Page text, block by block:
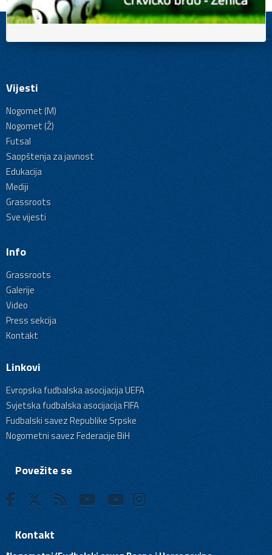
Vijesti
Nogomet (M)
Nogomet (Ž)
Futsal
Saopštenja za javnost
Edukacija
Mediji
Grassroots
Sve vijesti
Info
Grassroots
Galerije
Video
Press sekcija
Kontakt
Linkovi
Evropska fudbalska asocijacija UEFA
Svjetska fudbalska asocijacija FIFA
Fudbalski savez Republike Srpske
Nogometni savez Federacije BiH
Povežite se
Kontakt